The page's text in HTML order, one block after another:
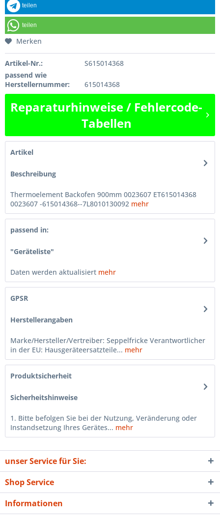
teilen
teilen
Merken
Artikel-Nr.:
S615014368
passend wie
Herstellernummer:
615014368
Reparaturhinweise / Fehlercode-
Tabellen
Artikel
Beschreibung
Thermoelement Backofen 900mm 0023607 ET615014368
0023607 -615014368--7L8010130092 mehr
passend in:
"Geräteliste"
Daten werden aktualisiert mehr
GPSR
Herstellerangaben
Marke/Hersteller/Vertreiber: Seppelfricke Verantwortlicher
in der EU: Hausgeräteersatzteile... mehr
Produktsicherheit
Sicherheitshinweise
1. Bitte befolgen Sie bei der Nutzung, Veränderung oder
Instandsetzung Ihres Gerätes... mehr
unser Service für Sie:
Shop Service
Informationen